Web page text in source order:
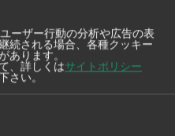
はこちらへ
ーザー行動の分析や広告の表
続される場合、各種クッキー
あります。
、詳しくはサイトポリシー
さい。